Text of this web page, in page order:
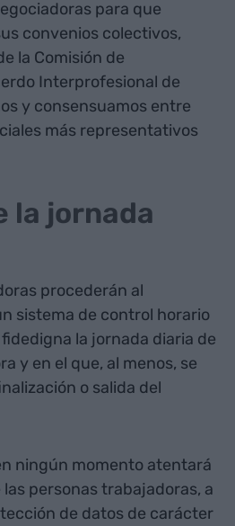
para que
convenios colectivos,
la Comisión de
Interprofesional de
y consensuamos entre
más representativos
la jornada
procederán al
sistema de control horario
la jornada diaria de
y en el que, al menos, se
o salida del
ningún momento atentará
personas trabajadoras, a
de datos de carácter